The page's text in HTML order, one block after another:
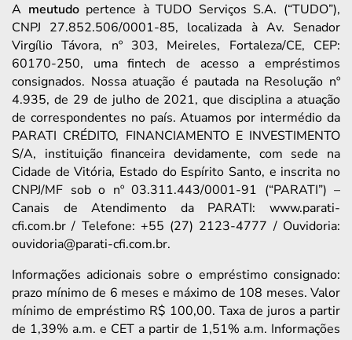
A meutudopertence à TUDO Serviços S.A. (“TUDO”),
CNPJ 27.852.506/0001-85, localizada à Av. Senador
Virgílio Távora, nº 303, Meireles, Fortaleza/CE, CEP:
60170-250, uma fintech de acesso a empréstimos
consignados. Nossa atuação é pautada na Resolução nº
4.935, de 29 de julho de 2021, que disciplina a atuação
de correspondentes no país. Atuamos por intermédio da
PARATI CRÉDITO, FINANCIAMENTO E INVESTIMENTO
S/A, instituição financeira devidamente, com sede na
Cidade de Vitória, Estado do Espírito Santo, e inscrita no
CNPJ/MF sob o nº 03.311.443/0001-91 (“PARATI”) –
Canais de Atendimento da PARATI: www.parati-
cfi.com.br / Telefone: +55 (27) 2123-4777 / Ouvidoria:
ouvidoria@parati-cfi.com.br.
Informações adicionais sobre o empréstimo consignado:
prazo mínimo de 6 meses e máximo de 108 meses. Valor
mínimo de empréstimo R$ 100,00. Taxa de juros a partir
de 1,39% a.m. e CET a partir de 1,51% a.m. Informações